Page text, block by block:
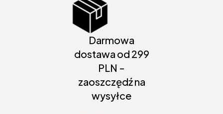
Darmowa
dostawa od 299
PLN -
zaoszczędź na
wysyłce